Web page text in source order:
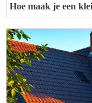
Hoe maak je een